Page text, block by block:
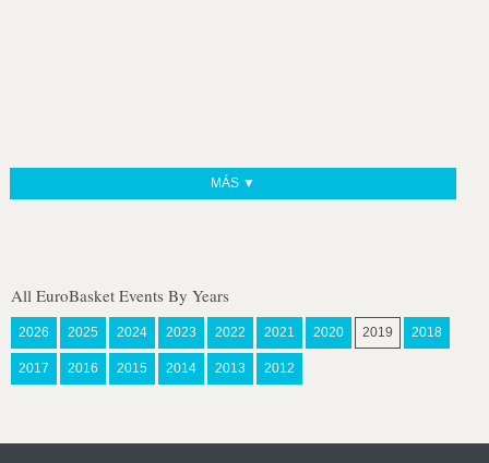
MÁS ▼
All EuroBasket Events By Years
2026 2025 2024 2023 2022 2021 2020 2019 2018
2017 2016 2015 2014 2013 2012